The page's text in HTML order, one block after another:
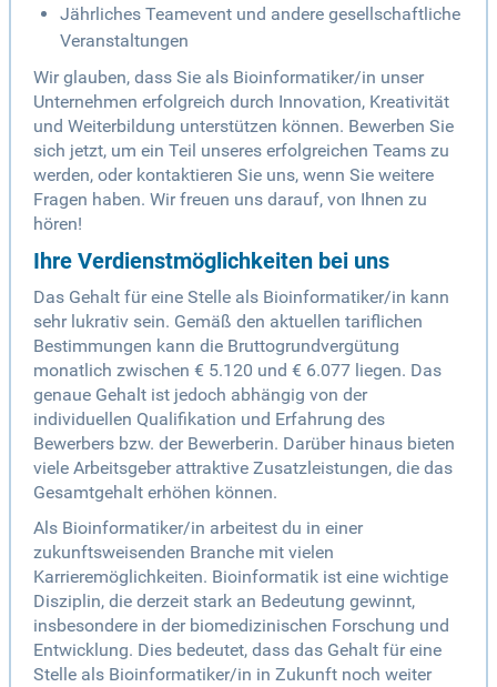
Jährliches Teamevent und andere gesellschaftliche
Veranstaltungen
Wir glauben, dass Sie als Bioinformatiker/in unser
Unternehmen erfolgreich durch Innovation, Kreativität
und Weiterbildung unterstützen können. Bewerben Sie
sich jetzt, um ein Teil unseres erfolgreichen Teams zu
werden, oder kontaktieren Sie uns, wenn Sie weitere
Fragen haben. Wir freuen uns darauf, von Ihnen zu
hören!
Ihre Verdienstmöglichkeiten bei uns
Das Gehalt für eine Stelle als Bioinformatiker/in kann
sehr lukrativ sein. Gemäß den aktuellen tariflichen
Bestimmungen kann die Bruttogrundvergütung
monatlich zwischen € 5.120 und € 6.077 liegen. Das
genaue Gehalt ist jedoch abhängig von der
individuellen Qualifikation und Erfahrung des
Bewerbers bzw. der Bewerberin. Darüber hinaus bieten
viele Arbeitsgeber attraktive Zusatzleistungen, die das
Gesamtgehalt erhöhen können.
Als Bioinformatiker/in arbeitest du in einer
zukunftsweisenden Branche mit vielen
Karrieremöglichkeiten. Bioinformatik ist eine wichtige
Disziplin, die derzeit stark an Bedeutung gewinnt,
insbesondere in der biomedizinischen Forschung und
Entwicklung. Dies bedeutet, dass das Gehalt für eine
Stelle als Bioinformatiker/in in Zukunft noch weiter